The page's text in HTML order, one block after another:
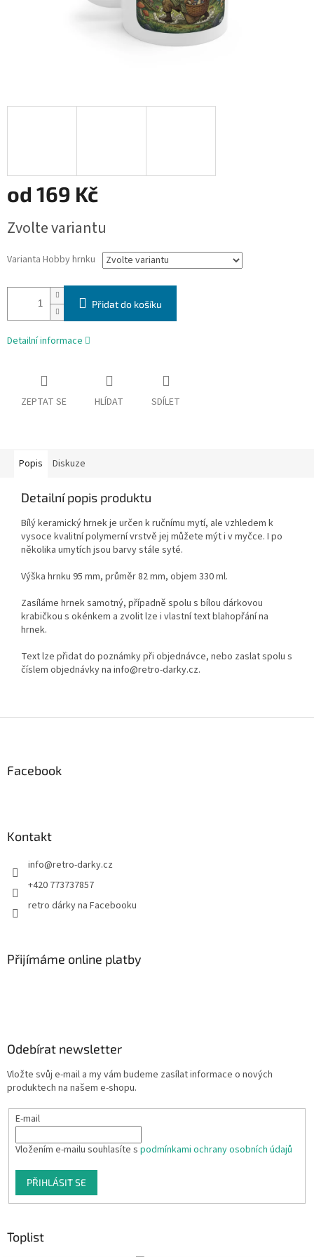
od 169 Kč
cena:
Zvolte variantu
Varianta Hobby hrnku
Přidat do košíku
Detailní informace
ZEPTAT SE HLÍDAT SDÍLET
Popis Diskuze
Detailní popis produktu
Bílý keramický hrnek je určen k ručnímu mytí, ale vzhledem k
vysoce kvalitní polymerní vrstvě jej můžete mýt i v myčce. I po
několika umytích jsou barvy stále syté.
Výška hrnku 95 mm, průměr 82 mm, objem 330 ml.
Zasíláme hrnek samotný, případně spolu s bílou dárkovou
krabičkou s okénkem a zvolit lze i vlastní text blahopřání na
hrnek.
Text lze přidat do poznámky při objednávce, nebo zaslat spolu s
číslem objednávky na info@retro-darky.cz.
Facebook
Kontakt
info@retro-darky.cz
+420 773737857
retro dárky na Facebooku
Přijímáme online platby
Odebírat newsletter
Vložte svůj e-mail a my vám budeme zasílat informace o nových
produktech na našem e-shopu.
E-mail
Vložením e-mailu souhlasíte s podmínkami ochrany osobních údajů
PŘIHLÁSIT SE
Toplist